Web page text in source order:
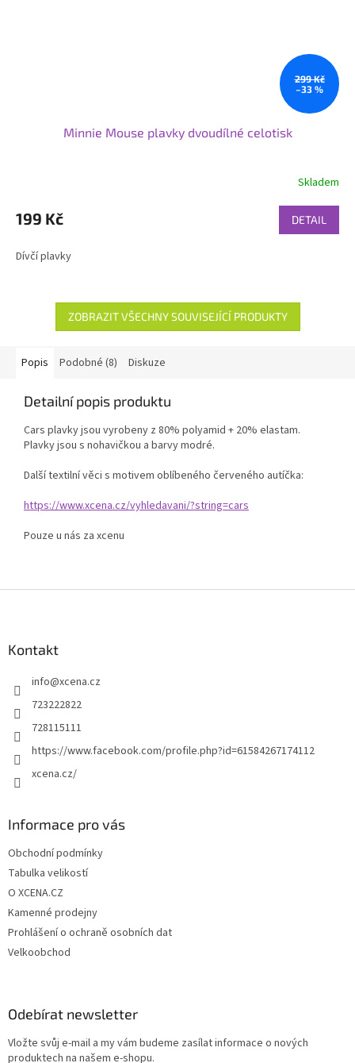
299 Kč
–33 %
Minnie Mouse plavky dvoudílné celotisk
Skladem
199 Kč DETAIL
Dívčí plavky
ZOBRAZIT VŠECHNY SOUVISEJÍCÍ PRODUKTY
Popis Podobné (8) Diskuze
Detailní popis produktu
Cars plavky jsou vyrobeny z 80% polyamid + 20% elastam.
Plavky jsou s nohavičkou a barvy modré.
Další textilní věci s motivem oblíbeného červeného autíčka:
https://www.xcena.cz/vyhledavani/?string=cars
Pouze u nás za xcenu
Kontakt
info@xcena.cz
723222822
728115111
https://www.facebook.com/profile.php?id=61584267174112
xcena.cz/
Informace pro vás
Obchodní podmínky
Tabulka velikostí
O XCENA.CZ
Kamenné prodejny
Prohlášení o ochraně osobních dat
Velkoobchod
Odebírat newsletter
Vložte svůj e-mail a my vám budeme zasílat informace o nových
produktech na našem e-shopu.